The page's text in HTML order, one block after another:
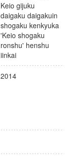
Keio gijuku
daigaku daigakuin
shogaku kenkyuka
'Keio shogaku
ronshu' henshu
iinkai
2014